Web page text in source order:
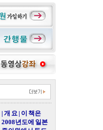
| 개 요 | 이 책은
2008년도에 일본